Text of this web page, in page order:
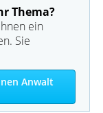
Thema?
ein
Sie
Anwalt